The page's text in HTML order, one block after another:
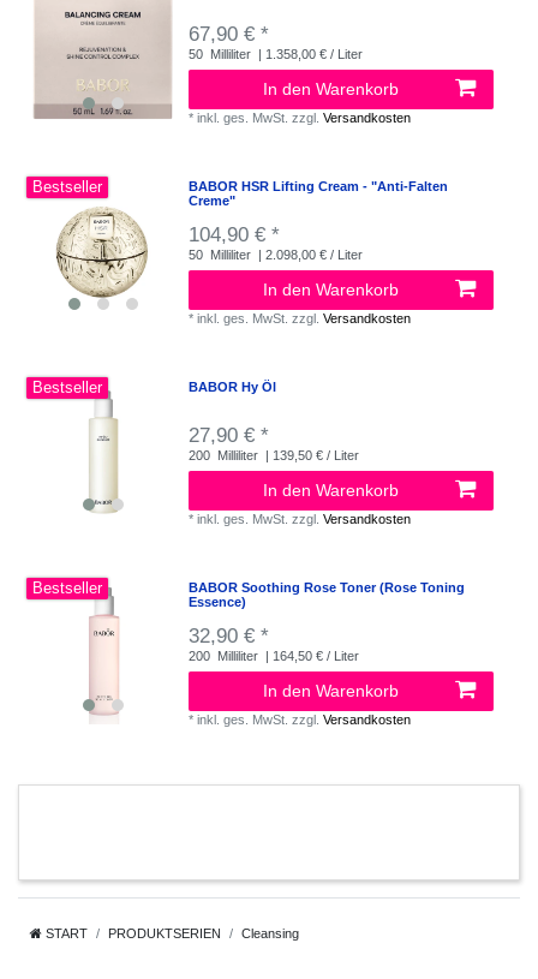
67,90 € *
50 Milliliter | 1.358,00 € / Liter
In den Warenkorb
*inkl. ges. MwSt. zzgl.Versandkosten
Bestseller
BABOR HSR Lifting Cream - "Anti-Falten
Creme"
104,90 € *
50 Milliliter | 2.098,00 € / Liter
In den Warenkorb
*inkl. ges. MwSt. zzgl.Versandkosten
Bestseller BABOR Hy Öl
27,90 € *
200 Milliliter | 139,50 € / Liter
In den Warenkorb
*inkl. ges. MwSt. zzgl.Versandkosten
Bestseller
BABOR Soothing Rose Toner (Rose Toning
Essence)
32,90 € *
200 Milliliter | 164,50 € / Liter
In den Warenkorb
*inkl. ges. MwSt. zzgl.Versandkosten
START PRODUKTSERIEN Cleansing